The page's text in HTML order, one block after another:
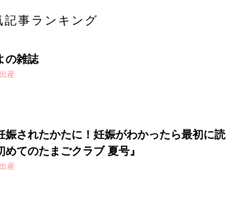
事ランキング
の雑誌
産
娠されたかたに！妊娠がわかったら最初に読
めてのたまごクラブ 夏号』
産